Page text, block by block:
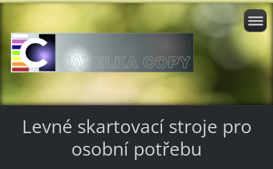
Levné skartovací stroje pro
osobní potřebu